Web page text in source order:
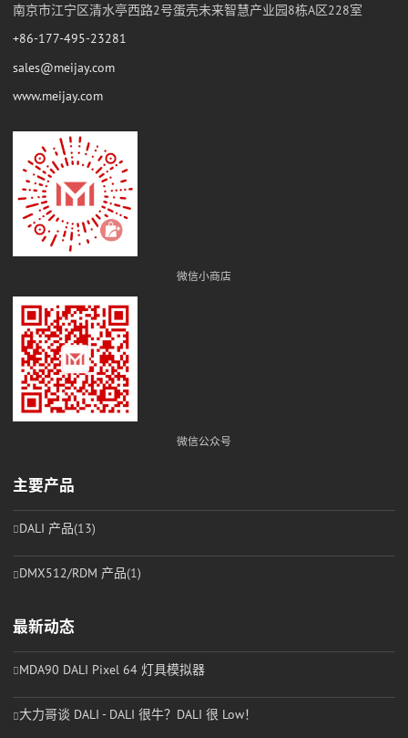
南京市江宁区清水亭西路2号蛋壳未来智慧产业园8栋A区228室
+86-177-495-23281
sales@meijay.com
www.meijay.com
微信小商店
微信公众号
主要产品
DALI 产品(13)
DMX512/RDM 产品(1)
最新动态
MDA90 DALI Pixel 64 灯具模拟器
大力哥谈 DALI - DALI 很牛？DALI 很 Low！